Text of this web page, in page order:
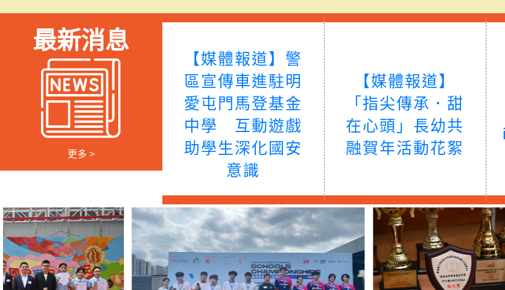
最新消息
更多 >
【媒體報道】警
區宣傳車進駐明
愛屯門馬登基金
中學 互動遊戲
助學生深化國安
意識
【媒體報道】
「指尖傳承．甜
在心頭」長幼共
融賀年活動花絮